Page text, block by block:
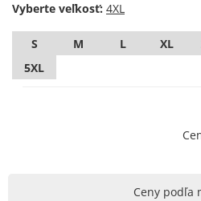
Vyberte veľkosť:
S M L XL
5XL
Ceny podľa